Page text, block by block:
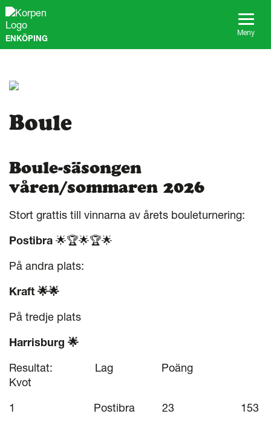
G
ENKÖPING
Meny
Boule
Boule-säsongen
våren/sommaren 2026
Stort grattis till vinnarna av årets bouleturnering:
Postibra 🌟🏆🌟🏆🌟
På andra plats:
Kraft 🌟🌟
På tredje plats
Harrisburg 🌟
Resultat: Lag Poäng
Kvot
1 Postibra 23 153